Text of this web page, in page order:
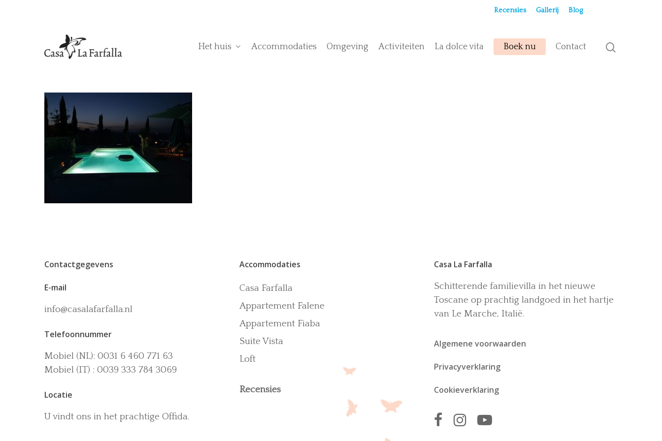
Recensies Gallerij Blog
Hit enter to search or ESC to close
Het huis Accommodaties Omgeving Activiteiten La dolce vita Boek nu Contact
Contactgegevens
E-mail
info@casalafarfalla.nl
Telefoonnummer
Mobiel (NL): 0031 6 460 771 63
Mobiel (IT) : 0039 333 784 3069
Locatie
U vindt ons in het prachtige Offida.
Accommodaties
Casa Farfalla
Appartement Falene
Appartement Fiaba
Suite Vista
Loft
Recensies
Casa La Farfalla
Schitterende familievilla in het nieuwe
Toscane op prachtig landgoed in het hartje
van Le Marche, Italië.
Algemene voorwaarden
Privacyverklaring
Cookieverklaring